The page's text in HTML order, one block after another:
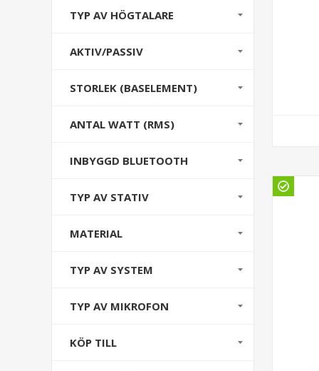
TYP AV HÖGTALARE
AKTIV/PASSIV
STORLEK (BASELEMENT)
ANTAL WATT (RMS)
INBYGGD BLUETOOTH
TYP AV STATIV
MATERIAL
TYP AV SYSTEM
TYP AV MIKROFON
KÖP TILL